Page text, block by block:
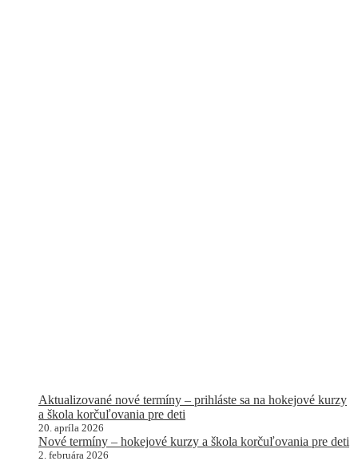
Aktualizované nové termíny – prihláste sa na hokejové kurzy
a škola korčuľovania pre deti
20. apríla 2026
Nové termíny – hokejové kurzy a škola korčuľovania pre deti
2. februára 2026